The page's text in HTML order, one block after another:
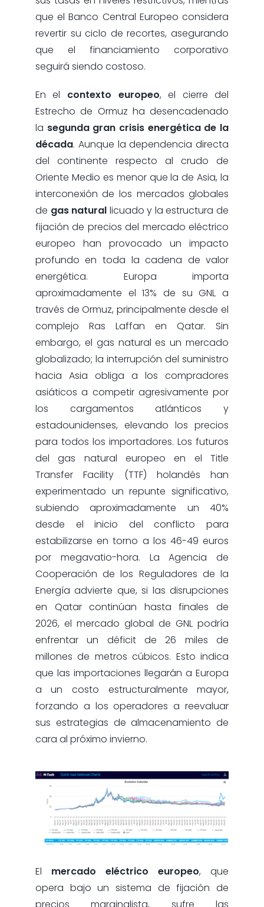
que el Banco Central Europeo considera
revertir su ciclo de recortes, asegurando
que el financiamiento corporativo
seguirá siendo costoso.
En el contexto europeo, el cierre del
Estrecho de Ormuz ha desencadenado
la segunda gran crisis energética de la
década. Aunque la dependencia directa
del continente respecto al crudo de
Oriente Medio es menor que la de Asia, la
interconexión de los mercados globales
de gas natural licuado y la estructura de
fijación de precios del mercado eléctrico
europeo han provocado un impacto
profundo en toda la cadena de valor
energética. Europa importa
aproximadamente el 13% de su GNL a
través de Ormuz, principalmente desde el
complejo Ras Laffan en Qatar. Sin
embargo, el gas natural es un mercado
globalizado; la interrupción del suministro
hacia Asia obliga a los compradores
asiáticos a competir agresivamente por
los cargamentos atlánticos y
estadounidenses, elevando los precios
para todos los importadores. Los futuros
del gas natural europeo en el Title
Transfer Facility (TTF) holandés han
experimentado un repunte significativo,
subiendo aproximadamente un 40%
desde el inicio del conflicto para
estabilizarse en torno a los 46-49 euros
por megavatio-hora. La Agencia de
Cooperación de los Reguladores de la
Energía advierte que, si las disrupciones
en Qatar continúan hasta finales de
2026, el mercado global de GNL podría
enfrentar un déficit de 26 miles de
millones de metros cúbicos. Esto indica
que las importaciones llegarán a Europa
a un costo estructuralmente mayor,
forzando a los operadores a reevaluar
sus estrategias de almacenamiento de
cara al próximo invierno.
El mercado eléctrico europeo, que
opera bajo un sistema de fijación de
precios marginalista, sufre las